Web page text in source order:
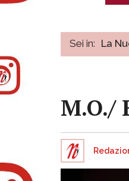
Sei in: La
M.O./